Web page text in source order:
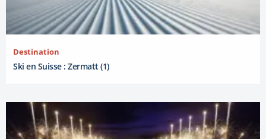
Destination
Ski en Suisse : Zermatt (1)